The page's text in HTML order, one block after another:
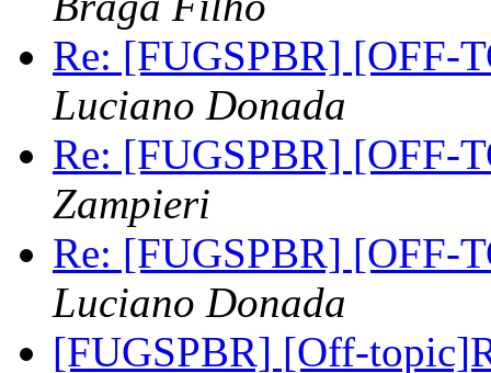
Re: [FUGSPBR] [OFF-
Luciano Donada
Re: [FUGSPBR] [OFF-
Zampieri
Re: [FUGSPBR] [OFF-
Luciano Donada
[FUGSPBR] [Off-